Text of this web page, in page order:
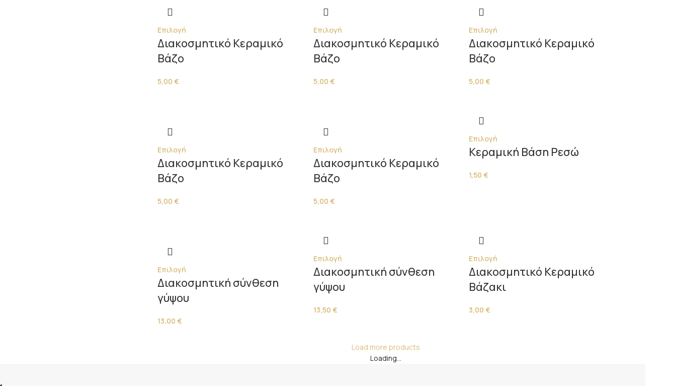
Επιλογή
Διακοσμητικό Κεραμικό
Βάζο
5,00 €
Επιλογή
Διακοσμητικό Κεραμικό
Βάζο
5,00 €
Επιλογή
Διακοσμητικό Κεραμικό
Βάζο
5,00 €
Επιλογή
Διακοσμητικό Κεραμικό
Βάζο
5,00 €
Επιλογή
Διακοσμητικό Κεραμικό
Βάζο
5,00 €
Επιλογή
Κεραμική Βάση Ρεσώ
1,50 €
Επιλογή
Διακοσμητική σύνθεση
γύψου
13,00 €
Επιλογή
Διακοσμητική σύνθεση
γύψου
13,50 €
Επιλογή
Διακοσμητικό Κεραμικό
Βάζακι
3,00 €
Load more products
Loading...